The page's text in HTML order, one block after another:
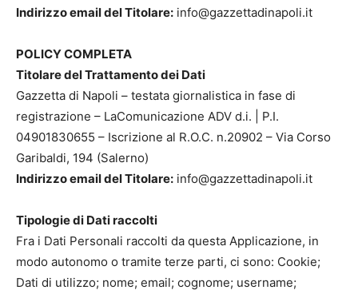
Indirizzo email del Titolare: info@gazzettadinapoli.it
POLICY COMPLETA
Titolare del Trattamento dei Dati
Gazzetta di Napoli – testata giornalistica in fase di
registrazione – LaComunicazione ADV d.i. | P.I.
04901830655 – Iscrizione al R.O.C. n.20902 – Via Corso
Garibaldi, 194 (Salerno)
Indirizzo email del Titolare: info@gazzettadinapoli.it
Tipologie di Dati raccolti
Fra i Dati Personali raccolti da questa Applicazione, in
modo autonomo o tramite terze parti, ci sono: Cookie;
Dati di utilizzo; nome; email; cognome; username;